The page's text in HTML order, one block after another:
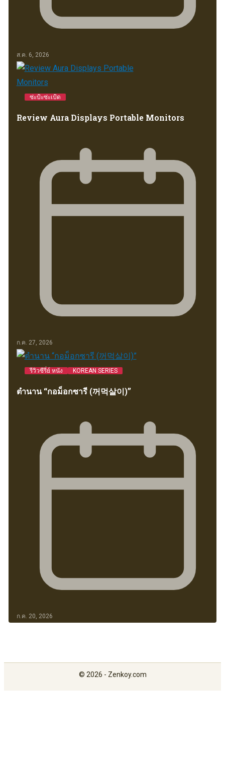
ส.ค. 6, 2026
ซ่ะป้ะซ่ะเป้ด
Review Aura Displays Portable Monitors
ก.ค. 27, 2026
รีวิวซีรี่ย์ หนัง KOREAN SERIES
ตำนาน “กอม็อกซารี (꺼먹살이)”
ก.ค. 20, 2026
© 2026 - Zenkoy.com